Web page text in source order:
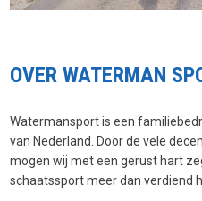
OVER WATERMAN
Watermansport is een
van Nederland. Door de vele
mogen wij met een gerust hart
schaatssport meer dan verdiend